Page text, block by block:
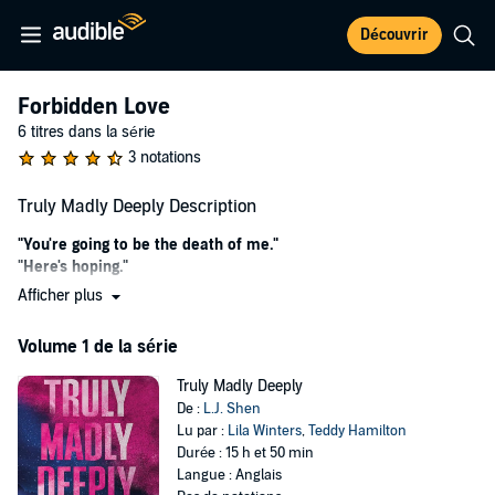
Découvrir
Forbidden Love
6 titres dans la série
3 notations
Truly Madly Deeply Description
"You're going to be the death of me."
"Here's hoping."
Conceited, unattainable, and downright delicious, renowned
Michelin-starred chef Ambrose Casablancas has one passion in
life―food.
Women are a distraction, and he doesn't do those. Especially not Cal
Litvin, his little sister's best friend. Although the two of them have a
secret shared past, now her entire existence is a complication for
Afficher plus
Volume 1 de la série
Truly Madly Deeply
De : L.J. Shen
Lu par : Lila Winters,Teddy Hamilton
Durée : 15 h et 50 min
Langue : Anglais